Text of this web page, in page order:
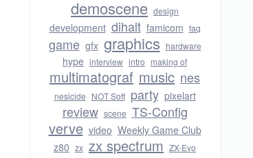
demoscene design
development dihalt famicom faq
game gfx graphics hardware
hype interview intro making of
multimatograf music nes
nesicide NOT Soft party pixelart
review scene TS-Config
verve video Weekly Game Club
z80 zx zx spectrum ZX-Evo